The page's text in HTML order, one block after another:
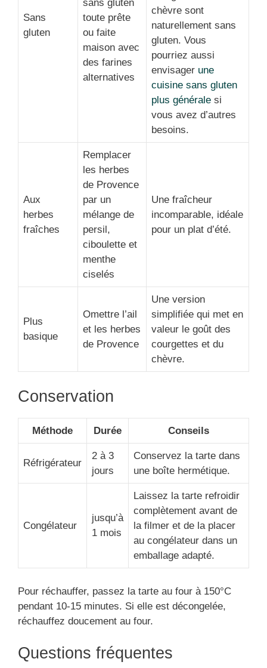
Sans
gluten
sans gluten
toute prête
ou faite
maison avec
des farines
alternatives
chèvre sont
naturellement sans
gluten. Vous
pourriez aussi
envisager une
cuisine sans gluten
plus générale si
vous avez d’autres
besoins.
Aux
herbes
fraîches
Remplacer
les herbes
de Provence
par un
mélange de
persil,
ciboulette et
menthe
ciselés
Une fraîcheur
incomparable, idéale
pour un plat d’été.
Plus
basique
Omettre l’ail
et les herbes
de Provence
Une version
simplifiée qui met en
valeur le goût des
courgettes et du
chèvre.
Conservation
Méthode Durée Conseils
Réfrigérateur
2 à 3
jours
Conservez la tarte dans
une boîte hermétique.
Congélateur
jusqu’à
1 mois
Laissez la tarte refroidir
complètement avant de
la filmer et de la placer
au congélateur dans un
emballage adapté.
Pour réchauffer, passez la tarte au four à 150°C
pendant 10-15 minutes. Si elle est décongelée,
réchauffez doucement au four.
Questions fréquentes